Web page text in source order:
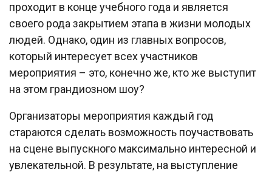
проходит в конце учебного года и является
своего рода закрытием этапа в жизни молодых
людей. Однако, один из главных вопросов,
который интересует всех участников
мероприятия – это, конечно же, кто же выступит
на этом грандиозном шоу?
Организаторы мероприятия каждый год
стараются сделать возможность поучаствовать
на сцене выпускного максимально интересной и
увлекательной. В результате, на выступление